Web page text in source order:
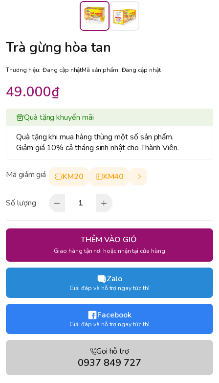
Trà gừng hòa tan
Thương hiệu: Đang cập nhậtMã sản phẩm: Đang cập nhật
49.000₫
Quà tặng khuyến mãi
Quà tặng khi mua hàng thùng một số sản phẩm.
Giảm giá 10% cả tháng sinh nhật cho Thành Viên.
Mã giảm giá KM20 KM40
Số lượng
THÊM VÀO GIỎ
Giao hàng tận nơi hoặc nhận tại cửa hàng
Zalo
Giải đáp và hỗ trợ ngay tức thì
Facebook
Giải đáp và hỗ trợ ngay tức thì
Gọi hỗ trợ
0937 849 727